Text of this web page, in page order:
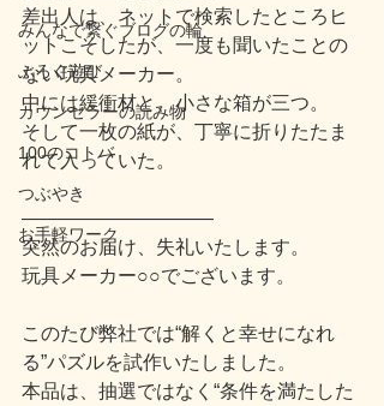
みんなで繋ぐブログの輪
ぶろぐ遊び
カウンセラーの読み物
100のコトバ
つぶやき
お手軽ワーク
差出人は、ネットで検索したところヒ
ットこそしたが、一度も聞いたことの
ない玩具メーカー。
中には緩衝材と、小さな箱が三つ。
そして一枚の紙が、丁寧に折りたたま
れて入っていた。
――――――――――
突然のお届け、失礼いたします。
玩具メーカー○○でございます。
このたび弊社では“解くと幸せになれ
る”パズルを試作いたしました。
本品は、抽選ではなく“条件を満たした